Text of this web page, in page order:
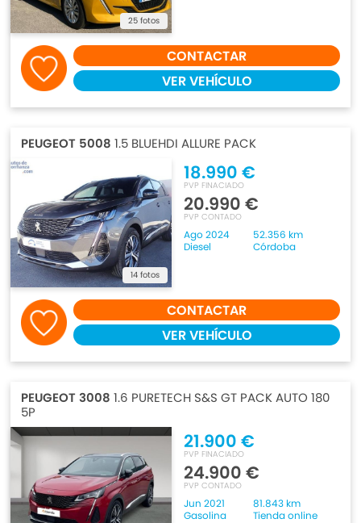
25 fotos
CONTACTAR
VER VEHÍCULO
PEUGEOT 5008 1.5 BLUEHDI ALLURE PACK
14 fotos
18.990 €
PVP FINACIADO
20.990 €
PVP CONTADO
Ago 2024
52.356 km
Diesel
Córdoba
CONTACTAR
VER VEHÍCULO
PEUGEOT 3008 1.6 PURETECH S&S GT PACK AUTO 180
5P
21.900 €
PVP FINACIADO
24.900 €
PVP CONTADO
Jun 2021
81.843 km
Gasolina
Tienda online